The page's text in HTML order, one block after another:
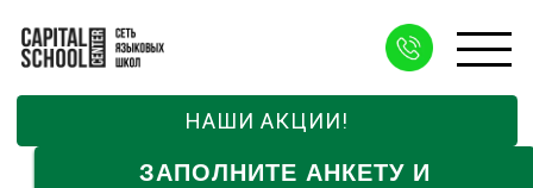
НАШИ АКЦИИ!
ЗАПОЛНИТЕ АНКЕТУ И